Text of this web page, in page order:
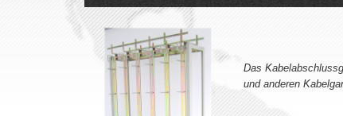
Das
und anderen